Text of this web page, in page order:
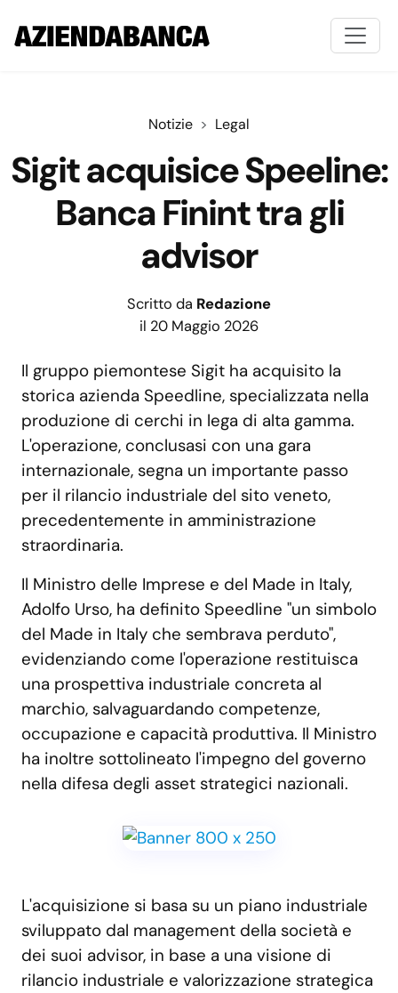
Notizie Legal
Sigit acquisice Speeline:
Banca Finint tra gli
advisor
Scritto da Redazione
il 20 Maggio 2026
Il gruppo piemontese Sigit ha acquisito la
storica azienda Speedline, specializzata nella
produzione di cerchi in lega di alta gamma.
L'operazione, conclusasi con una gara
internazionale, segna un importante passo
per il rilancio industriale del sito veneto,
precedentemente in amministrazione
straordinaria.
Il Ministro delle Imprese e del Made in Italy,
Adolfo Urso, ha definito Speedline "un simbolo
del Made in Italy che sembrava perduto",
evidenziando come l'operazione restituisca
una prospettiva industriale concreta al
marchio, salvaguardando competenze,
occupazione e capacità produttiva. Il Ministro
ha inoltre sottolineato l'impegno del governo
nella difesa degli asset strategici nazionali.
L'acquisizione si basa su un piano industriale
sviluppato dal management della società e
dei suoi advisor, in base a una visione di
rilancio industriale e valorizzazione strategica